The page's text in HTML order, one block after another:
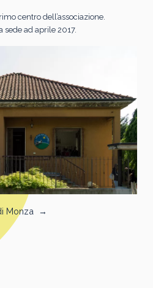
centro dell’associazione.
ad aprile 2017.
Monza →